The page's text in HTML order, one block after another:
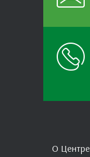
О Центре